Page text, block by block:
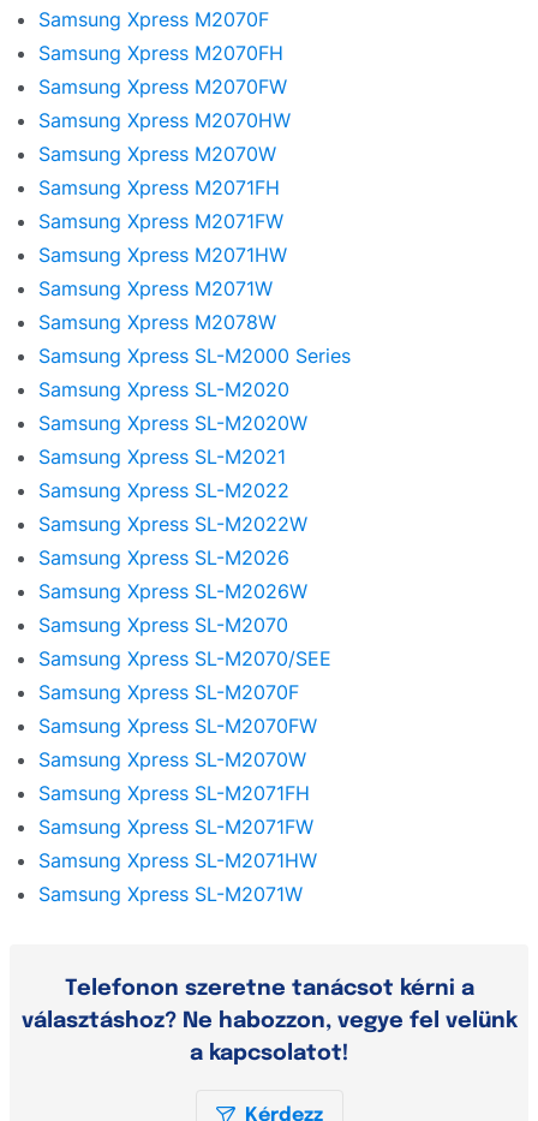
Samsung Xpress M2070F
Samsung Xpress M2070FH
Samsung Xpress M2070FW
Samsung Xpress M2070HW
Samsung Xpress M2070W
Samsung Xpress M2071FH
Samsung Xpress M2071FW
Samsung Xpress M2071HW
Samsung Xpress M2071W
Samsung Xpress M2078W
Samsung Xpress SL-M2000 Series
Samsung Xpress SL-M2020
Samsung Xpress SL-M2020W
Samsung Xpress SL-M2021
Samsung Xpress SL-M2022
Samsung Xpress SL-M2022W
Samsung Xpress SL-M2026
Samsung Xpress SL-M2026W
Samsung Xpress SL-M2070
Samsung Xpress SL-M2070/SEE
Samsung Xpress SL-M2070F
Samsung Xpress SL-M2070FW
Samsung Xpress SL-M2070W
Samsung Xpress SL-M2071FH
Samsung Xpress SL-M2071FW
Samsung Xpress SL-M2071HW
Samsung Xpress SL-M2071W
Telefonon szeretne tanácsot kérni a
választáshoz? Ne habozzon, vegye fel velünk
a kapcsolatot!
Kérdezz